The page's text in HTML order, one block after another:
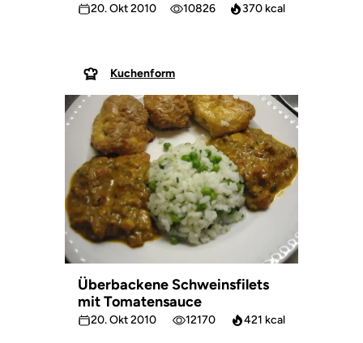
20. Okt 2010 10826 370 kcal
Kuchenform
Überbackene Schweinsfilets
mit Tomatensauce
20. Okt 2010 12170 421 kcal